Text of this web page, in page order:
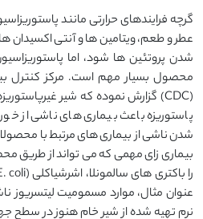
گرچه فرایندهای حرارتی مانند
عطر و طعم، ویتامین ها و آنتی اکسیدان
شدن پروتئین ها شود، اما
محصول بسیار مهم است. مرکز کنترل
شدن ناشی از بیماری های مرتبط با
بیماری زای مهمی که می تواند از طریق
عنوان مثال، موارد مسمومیت لیتسریوز
نرم تهیه شده از شیر خام هنوز در سطح